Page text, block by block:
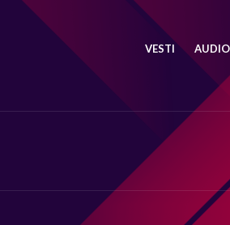
VESTI AUDIO